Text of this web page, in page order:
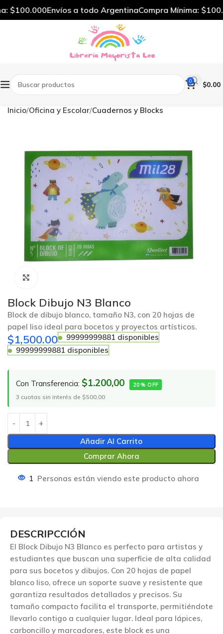
0 $0.00
Inicio Oficina y Escolar Cuadernos y Blocks
Block Dibujo N3 Blanco
Block de dibujo blanco, tamaño N3, con 20 hojas de
papel liso ideal para bocetos y proyectos artísticos.
$1,500.00
99999999881 disponibles
99999999881 disponibles
Con Transferencia: $1.200,00 20% OFF
3 cuotas sin interés de $500,00
Añadir Al Carrito
Comprar Ahora
1 Personas están viendo este producto ahora
DESCRIPCCIÓN
El Block Dibujo N3 Blanco es perfecto para artistas y
estudiantes que buscan una superficie de alta calidad
para sus bocetos y dibujos. Con 20 hojas de papel
blanco liso, ofrece un soporte suave y resistente que
garantiza resultados detallados y precisos. Su
tamaño compacto facilita el transporte, permitiéndote
llevarlo contigo a cualquier lugar. Ideal para lápices,
carboncillo y marcadores, este block es una
$100.000Envíos a todo ArgentinaCompra Mínima: